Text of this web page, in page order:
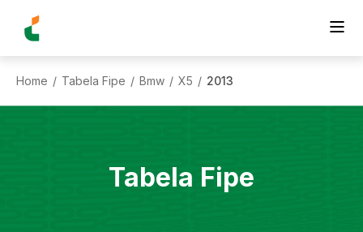
Home / Tabela Fipe / Bmw / X5 / 2013
Tabela Fipe